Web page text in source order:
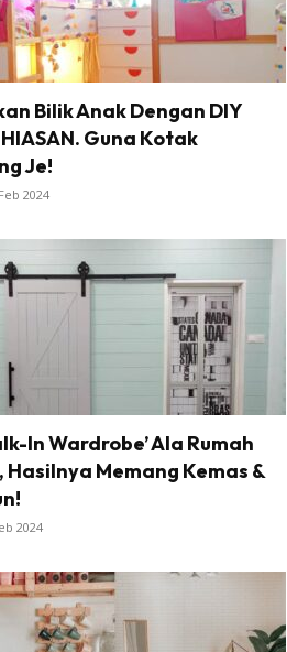
Login|Register
Bilik Anak Dengan DIY
Guna Kotak
Je!
2024
In Wardrobe’ Ala Rumah
Hasilnya Memang Kemas &
2024